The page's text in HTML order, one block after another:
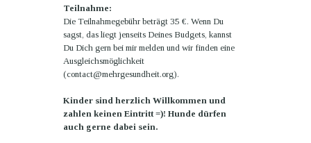
Teilnahme:
Die Teilnahmegebühr beträgt 35 €. Wenn Du
sagst, das liegt jenseits Deines Budgets, kannst
Du Dich gern bei mir melden und wir finden eine
Ausgleichsmöglichkeit
(contact@mehrgesundheit.org).
Kinder sind herzlich Willkommen und
zahlen keinen Eintritt =)! Hunde dürfen
auch gerne dabei sein.